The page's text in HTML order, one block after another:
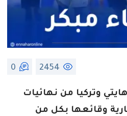
2454
0
وتركيا من نهائيات
2026، الجارية وقائعها بكل من